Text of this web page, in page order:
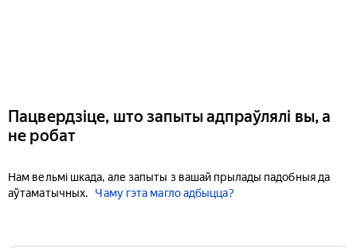
Пацвердзіце, што запыты адпраўлялі вы, а
не робат
Нам вельмі шкада, але запыты з вашай прылады падобныя да
аўтаматычных.
Чаму гэта магло адбыцца?